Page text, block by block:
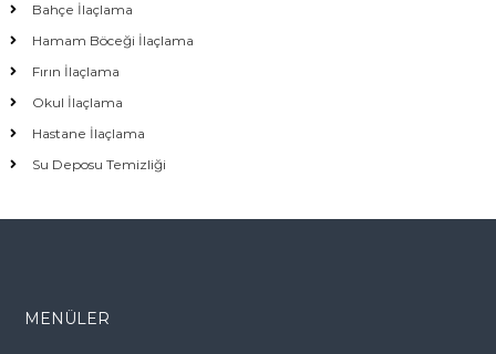
Bahçe İlaçlama
Hamam Böceği İlaçlama
Fırın İlaçlama
Okul İlaçlama
Hastane İlaçlama
Su Deposu Temizliği
MENÜLER